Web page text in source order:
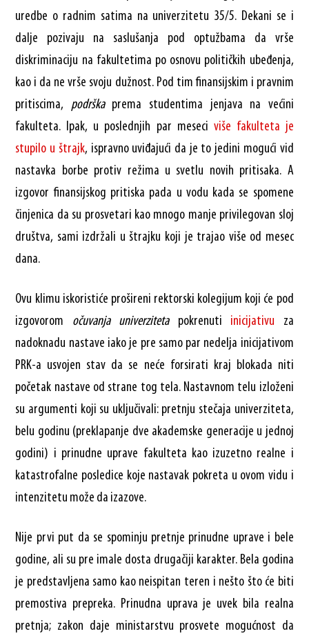
uredbe o radnim satima na univerzitetu 35/5. Dekani se i
dalje pozivaju na saslušanja pod optužbama da vrše
diskriminaciju na fakultetima po osnovu političkih ubeđenja,
kao i da ne vrše svoju dužnost. Pod tim finansijskim i pravnim
pritiscima, podrškaprema studentima jenjava na većini
fakulteta. Ipak, u poslednjih par meseci više fakulteta je
stupilo u štrajk, ispravno uviđajući da je to jedini mogući vid
nastavka borbe protiv režima u svetlu novih pritisaka. A
izgovor finansijskog pritiska pada u vodu kada se spomene
činjenica da su prosvetari kao mnogo manje privilegovan sloj
društva, sami izdržali u štrajku koji je trajao više od mesec
dana.
Ovu klimu iskoristiće prošireni rektorski kolegijum koji će pod
izgovorom očuvanja univerzitetapokrenuti inicijativu za
nadoknadu nastave iako je pre samo par nedelja inicijativom
PRK-a usvojen stav da se neće forsirati kraj blokada niti
početak nastave od strane tog tela. Nastavnom telu izloženi
su argumenti koji su uključivali: pretnju stečaja univerziteta,
belu godinu (preklapanje dve akademske generacije u jednoj
godini) i prinudne uprave fakulteta kao izuzetno realne i
katastrofalne posledice koje nastavak pokreta u ovom vidu i
intenzitetu može da izazove.
Nije prvi put da se spominju pretnje prinudne uprave i bele
godine, ali su pre imale dosta drugačiji karakter. Bela godina
je predstavljena samo kao neispitan teren i nešto što će biti
premostiva prepreka. Prinudna uprava je uvek bila realna
pretnja; zakon daje ministarstvu prosvete mogućnost da